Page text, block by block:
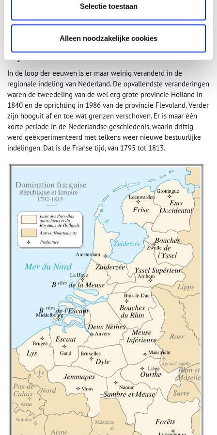
Selectie toestaan
Alleen noodzakelijke cookies
Wetboek te schrijven. Dat was uiteindelijk in 1838 klaar. Koning
moderne manier van besturen was. Het oude model was met de
val van zijn vader tot een einde gekomen.
Zuyderzée en Bouches de la Meuse
In de loop der eeuwen is er maar weinig veranderd in de
regionale indeling van Nederland. De opvallendste veranderingen
waren de tweedeling van de wel erg grote provincie Holland in
1840 en de oprichting in 1986 van de provincie Flevoland. Verder
zijn hooguit af en toe wat grenzen verschoven. Er is maar één
korte periode in de Nederlandse geschiedenis, waarin driftig
werd geëxperimenteerd met telkens weer nieuwe bestuurlijke
indelingen. Dat is de Franse tijd, van 1795 tot 1813.